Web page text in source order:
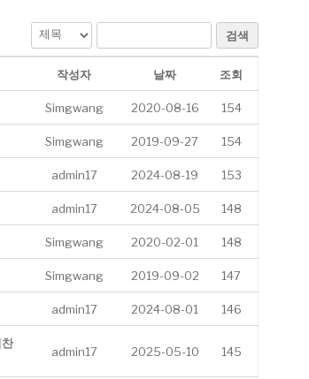
검색
작성자 날짜 조회
Simgwang 2020-08-16 154
Simgwang 2019-09-27 154
admin17 2024-08-19 153
admin17 2024-08-05 148
Simgwang 2020-02-01 148
Simgwang 2019-09-02 147
admin17 2024-08-01 146
admin17 2025-05-10 145